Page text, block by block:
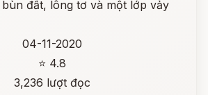
đất, lông tơ và một lớp vảy
04-11-2020
⭐ 4.8
3,236 lượt đọc